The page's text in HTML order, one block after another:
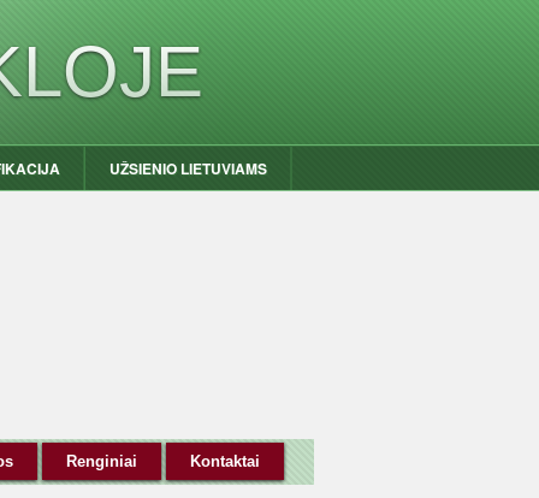
UŽSIENIO LIETUVIAMS
Renginiai Kontaktai